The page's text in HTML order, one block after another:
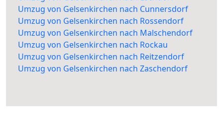
Umzug von Gelsenkirchen nach Cunnersdorf
Umzug von Gelsenkirchen nach Rossendorf
Umzug von Gelsenkirchen nach Malschendorf
Umzug von Gelsenkirchen nach Rockau
Umzug von Gelsenkirchen nach Reitzendorf
Umzug von Gelsenkirchen nach Zaschendorf